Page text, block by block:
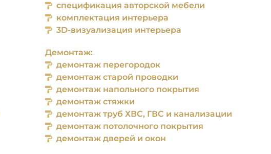
спецификация авторской мебели
комплектация интерьера
3D-визуализация интерьера
Демонтаж:
демонтаж перегородок
демонтаж старой проводки
демонтаж напольного покрытия
демонтаж стяжки
демонтаж труб ХВС, ГВС и канализации
демонтаж потолочного покрытия
демонтаж дверей и окон